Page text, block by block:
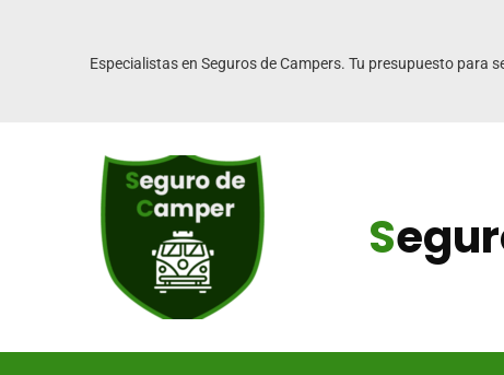
Especialistas en Seguros de Campers. Tu presupuesto para
S